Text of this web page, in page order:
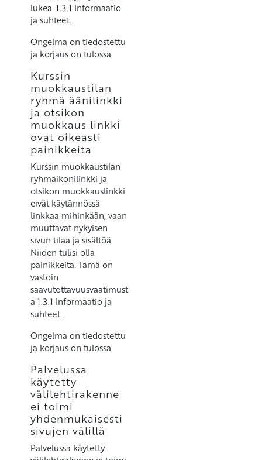
lukea. 1.3.1 Informaatio
ja suhteet.
Ongelma on tiedostettu
ja korjaus on tulossa.
Kurssin
muokkaustilan
ryhmä äänilinkki
ja otsikon
muokkaus linkki
ovat oikeasti
painikkeita
Kurssin muokkaustilan
ryhmäikonilinkki ja
otsikon muokkauslinkki
eivät käytännössä
linkkaa mihinkään, vaan
muuttavat nykyisen
sivun tilaa ja sisältöä.
Niiden tulisi olla
painikkeita. Tämä on
vastoin
saavutettavuusvaatimust
a 1.3.1 Informaatio ja
suhteet.
Ongelma on tiedostettu
ja korjaus on tulossa.
Palvelussa
käytetty
välilehtirakenne
ei toimi
yhdenmukaisesti
sivujen välillä
Palvelussa käytetty